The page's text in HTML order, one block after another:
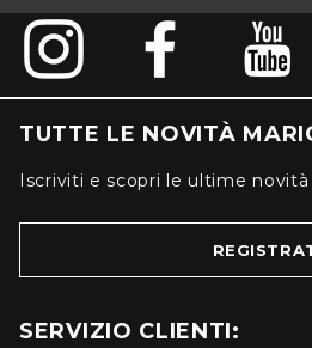
TUTTE LE NOVITÀ
Iscriviti e scopri le ultime
SERVIZIO CLIENTI: